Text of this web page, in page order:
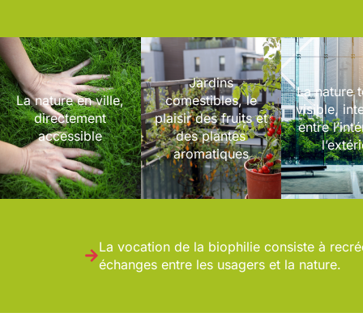
La nature en ville,
directement
accessible
Jardins
comestibles, le
plaisir des fruits et
des plantes
aromatiques
La nature
visible,
entre
La vocation de la biophilie consiste à
échanges entre les usagers et la nature.